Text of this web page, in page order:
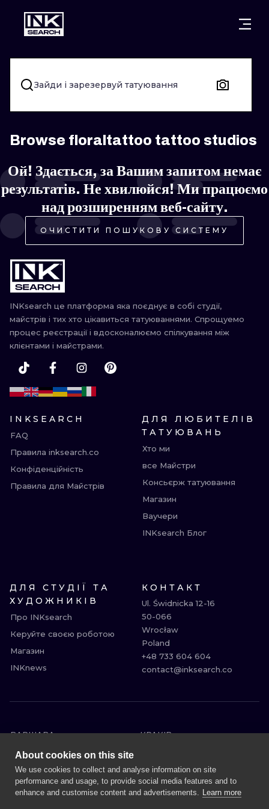
МІСТ ВАРШАВА
КРАКІВ ВРОЦЛАВ
БЕРЛІН ЛОНДОН
МІЛАН ЕДІНБУРГ
ПРАГА ВІДЕНЬ
АФІНИ БУДАПЕШТ
НАПИС
ХЭНДПОУК
БЛЭКВОРК
ИГНОРАНТ
ЛІНІЙНИЙ
ДОТВОРК
Зайди і зарезервуй татуювання
Browse floraltattoo tattoo studios
Ой! Здається, за Вашим запитом немає
результатів. Не хвилюйся! Ми працюємо
над розширенням веб-сайту.
ОЧИСТИТИ ПОШУКОВУ СИСТЕМУ
INKsearch це платформа яка поєднує в собі студії,
майстрів і тих хто цікавиться татуюваннями. Спрощуемо
процес реєстрації і вдосконалюємо спілкування між
клієнтами і майстрами.
INKSEARCH
FAQ
Правила inksearch.co
Конфіденційність
Правила для Майстрів
ДЛЯ ЛЮБИТЕЛІВ
ТАТУЮВАНЬ
Хто ми
все Майстри
Консьєрж татуювання
Магазин
Ваучери
INKsearch Блог
ДЛЯ СТУДІЇ ТА
ХУДОЖНИКІВ
Про INKsearch
Керуйте своєю роботою
Магазин
INKnews
КОНТАКТ
Ul. Świdnicka 12-16
50-066
Wrocław
Poland
+48 733 604 604
contact@inksearch.co
ВАРШАВА
КРАКІВ
ВРОЦЛАВ
ЛОНДОН
МІЛАН
ЕДІНБУРГ
МАНЧЕСТЕР
About cookies on this site
We use cookies to collect and analyse information on site
performance and usage, to provide social media features and to
enhance and customise content and advertisements. Learn more